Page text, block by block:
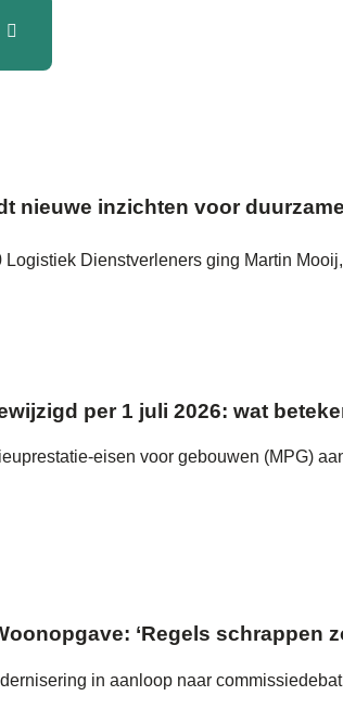
nieuwe inzichten voor
Dienstverleners ging Martin
per 1 juli 2026: wat
eisen voor gebouwen (MPG)
‘Regels
in aanloop naar